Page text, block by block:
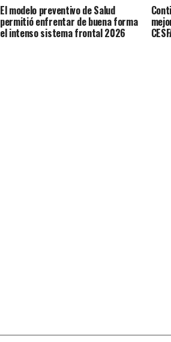
El modelo preventivo de Salud
permitió enfrentar de buena forma
el intenso sistema frontal 2026